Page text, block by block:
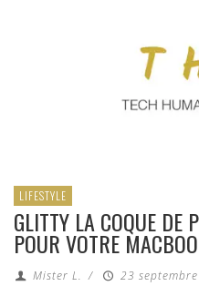
LIFESTYLE
GLITTY LA COQUE DE
POUR VOTRE
Mister L. /
23